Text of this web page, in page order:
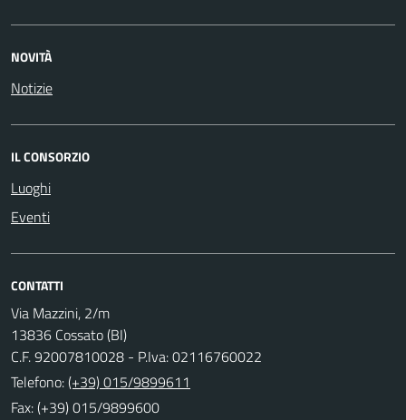
NOVITÀ
Notizie
IL CONSORZIO
Luoghi
Eventi
CONTATTI
Via Mazzini, 2/m
13836 Cossato (BI)
C.F. 92007810028 - P.Iva: 02116760022
Telefono:(+39) 015/9899611
Fax: (+39) 015/9899600